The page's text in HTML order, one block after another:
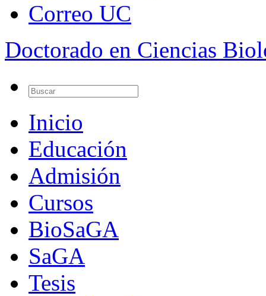
Correo UC
Doctorado en Ciencias
Inicio
Educación
Admisión
Cursos
BioSaGA
SaGA
Tesis